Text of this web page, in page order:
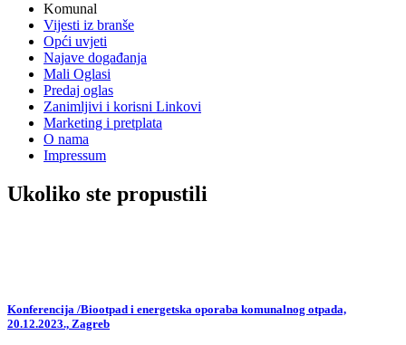
Komunal
Vijesti iz branše
Opći uvjeti
Najave događanja
Mali Oglasi
Predaj oglas
Zanimljivi i korisni Linkovi
Marketing i pretplata
O nama
Impressum
Ukoliko ste propustili
Konferencija /Biootpad i energetska oporaba komunalnog otpada,
20.12.2023., Zagreb